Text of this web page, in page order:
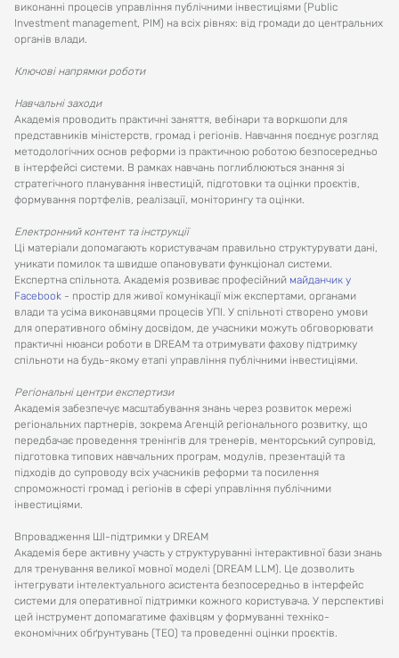
виконанні процесів управління публічними інвестиціями (Public
Investment management, PIM) на всіх рівнях: від громади до центральних
органів влади.
Ключові напрямки роботи
Навчальні заходи
Академія проводить практичні заняття, вебінари та воркшопи для
представників міністерств, громад і регіонів. Навчання поєднує розгляд
методологічних основ реформи із практичною роботою безпосередньо
в інтерфейсі системи. В рамках навчань поглиблюються знання зі
стратегічного планування інвестицій, підготовки та оцінки проєктів,
формування портфелів, реалізації, моніторингу та оцінки.
Електронний контент та інструкції
Ці матеріали допомагають користувачам правильно структурувати дані,
уникати помилок та швидше опановувати функціонал системи.
Експертна спільнота. Академія розвиває професійний майданчик у
Facebook - простір для живої комунікації між експертами, органами
влади та усіма виконавцями процесів УПІ. У спільноті створено умови
для оперативного обміну досвідом, де учасники можуть обговорювати
практичні нюанси роботи в DREAM та отримувати фахову підтримку
спільноти на будь-якому етапі управління публічними інвестиціями.
Регіональні центри експертизи
Академія забезпечує масштабування знань через розвиток мережі
регіональних партнерів, зокрема Агенцій регіонального розвитку, що
передбачає проведення тренінгів для тренерів, менторський супровід,
підготовка типових навчальних програм, модулів, презентацій та
підходів до супроводу всіх учасників реформи та посилення
спроможності громад і регіонів в сфері управління публічними
інвестиціями.
Впровадження ШІ-підтримки у DREAM
Академія бере активну участь у структуруванні інтерактивної бази знань
для тренування великої мовної моделі (DREAM LLM). Це дозволить
інтегрувати інтелектуального асистента безпосередньо в інтерфейс
системи для оперативної підтримки кожного користувача. У перспективі
цей інструмент допомагатиме фахівцям у формуванні техніко-
економічних обґрунтувань (ТЕО) та проведенні оцінки проєктів.